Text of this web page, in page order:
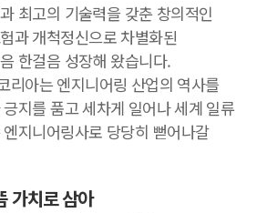
최고의 기술력을 갖춘 창의적인
과 개척정신으로 차별화된
한걸음 성장해 왔습니다.
리아는 엔지니어링 산업의 역사를
지를 품고 세차게 일어나 세계 일류
지니어링사로 당당히 뻗어나갈
가치로 삼아